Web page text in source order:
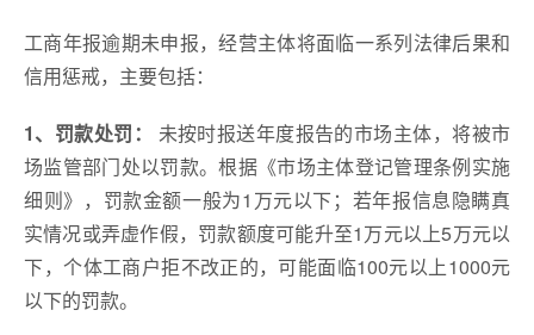
工商年报逾期未申报，经营主体将面临一系列法律后果和
信用惩戒，主要包括：
1、罚款处罚：‌
未按时报送年度报告的市场主体，将被市
场监管部门处以罚款。根据《市场主体登记管理条例实施
细则》，罚款金额一般为‌1万元以下‌；若年报信息隐瞒真
实情况或弄虚作假，罚款额度可能升至‌1万元以上5万元以
下‌，个体工商户拒不改正的，可能面临‌100元以上1000元
以下‌的罚款。